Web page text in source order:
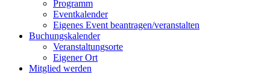
Programm
Eventkalender
Eigenes Event beantragen/veranstalten
Buchungskalender
Veranstaltungsorte
Eigener Ort
Mitglied werden